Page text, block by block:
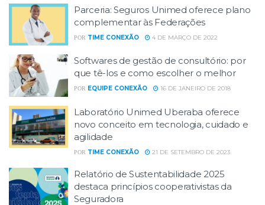
Parceria: Seguros Unimed oferece plano
complementar às Federações
POR TIME CONEXÃO 4 DE MARÇO DE 2022
Softwares de gestão de consultório: por
que tê-los e como escolher o melhor
POR EQUIPE CONEXÃO 16 DE JANEIRO DE 2018
Laboratório Unimed Uberaba oferece
novo conceito em tecnologia, cuidado e
agilidade
POR TIME CONEXÃO 21 DE SETEMBRO DE 2023
Relatório de Sustentabilidade 2025
destaca princípios cooperativistas da
Seguradora